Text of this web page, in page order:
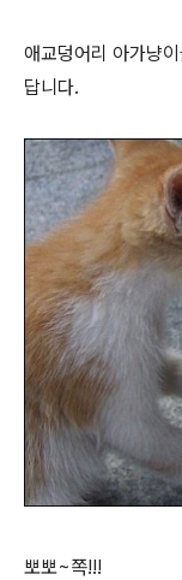
애교덩어리 아가냥
답니다.
뽀뽀~쪽!!!